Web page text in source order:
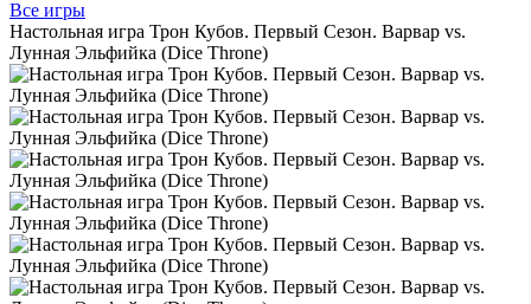
Все игры
Настольная игра Трон Кубов. Первый Сезон. Варвар vs.
Лунная Эльфийка (Dice Throne)